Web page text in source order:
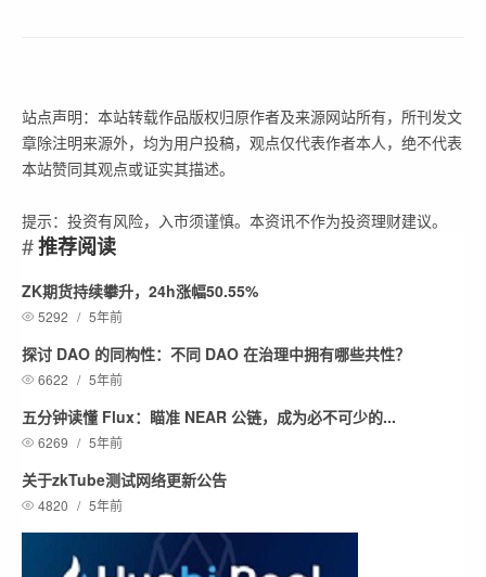
站点声明：本站转载作品版权归原作者及来源网站所有，所刊发文
章除注明来源外，均为用户投稿，观点仅代表作者本人，绝不代表
本站赞同其观点或证实其描述。
提示：投资有风险，入市须谨慎。本资讯不作为投资理财建议。
推荐阅读
ZK期货持续攀升，24h涨幅50.55%
5292 / 5年前
探讨 DAO 的同构性：不同 DAO 在治理中拥有哪些共性？
6622 / 5年前
五分钟读懂 Flux：瞄准 NEAR 公链，成为必不可少的...
6269 / 5年前
关于zkTube测试网络更新公告
4820 / 5年前